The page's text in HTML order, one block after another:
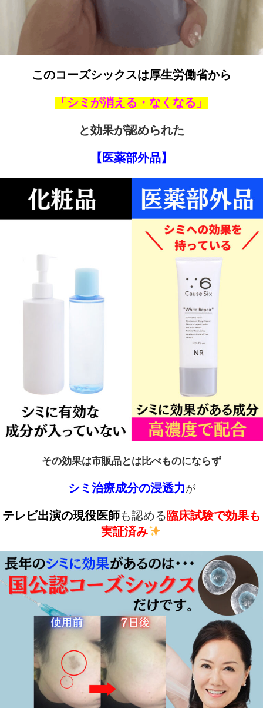
このコーズシックスは厚生労働省から
「シミが消える・なくなる」
と効果が認められた
【医薬部外品】
その効果は市販品とは比べものにならず
シミ治療成分の浸透力が
テレビ出演の現役医師も認める臨床試験で効果も
実証済み